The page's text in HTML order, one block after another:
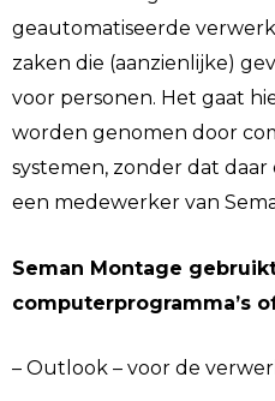
geautomatiseerde
zaken die (aanzienlijke)
voor personen. Het gaat
worden genomen door
systemen, zonder dat
een medewerker van
Seman Montage
computerprogramma’s
– Outlook – voor de